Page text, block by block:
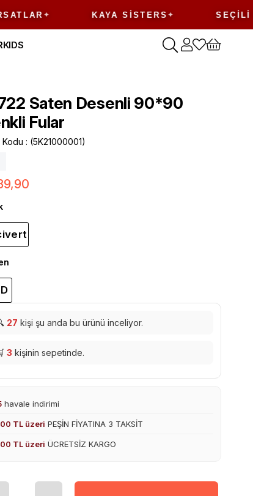
KAYA SISTERS SEÇILI
KIDS
Saten Desenli 90*90
Fular
Kodu (5K21000001)
27 kişi şu anda bu ürünü inceliyor.
3 kişinin sepetinde.
havale indirimi
TL üzeri PEŞİN FİYATINA 3 TAKSİT
TL üzeri ÜCRETSİZ KARGO